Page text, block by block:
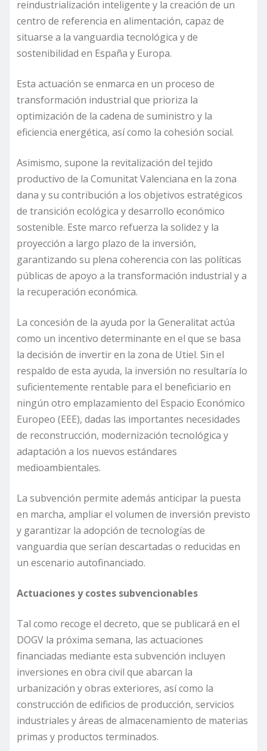
reindustrialización inteligente y la creación de un
centro de referencia en alimentación, capaz de
situarse a la vanguardia tecnológica y de
sostenibilidad en España y Europa.
Esta actuación se enmarca en un proceso de
transformación industrial que prioriza la
optimización de la cadena de suministro y la
eficiencia energética, así como la cohesión social.
Asimismo, supone la revitalización del tejido
productivo de la Comunitat Valenciana en la zona
dana y su contribución a los objetivos estratégicos
de transición ecológica y desarrollo económico
sostenible. Este marco refuerza la solidez y la
proyección a largo plazo de la inversión,
garantizando su plena coherencia con las políticas
públicas de apoyo a la transformación industrial y a
la recuperación económica.
La concesión de la ayuda por la Generalitat actúa
como un incentivo determinante en el que se basa
la decisión de invertir en la zona de Utiel. Sin el
respaldo de esta ayuda, la inversión no resultaría lo
suficientemente rentable para el beneficiario en
ningún otro emplazamiento del Espacio Económico
Europeo (EEE), dadas las importantes necesidades
de reconstrucción, modernización tecnológica y
adaptación a los nuevos estándares
medioambientales.
La subvención permite además anticipar la puesta
en marcha, ampliar el volumen de inversión previsto
y garantizar la adopción de tecnologías de
vanguardia que serían descartadas o reducidas en
un escenario autofinanciado.
Actuaciones y costes subvencionables
Tal como recoge el decreto, que se publicará en el
DOGV la próxima semana, las actuaciones
financiadas mediante esta subvención incluyen
inversiones en obra civil que abarcan la
urbanización y obras exteriores, así como la
construcción de edificios de producción, servicios
industriales y áreas de almacenamiento de materias
primas y productos terminados.